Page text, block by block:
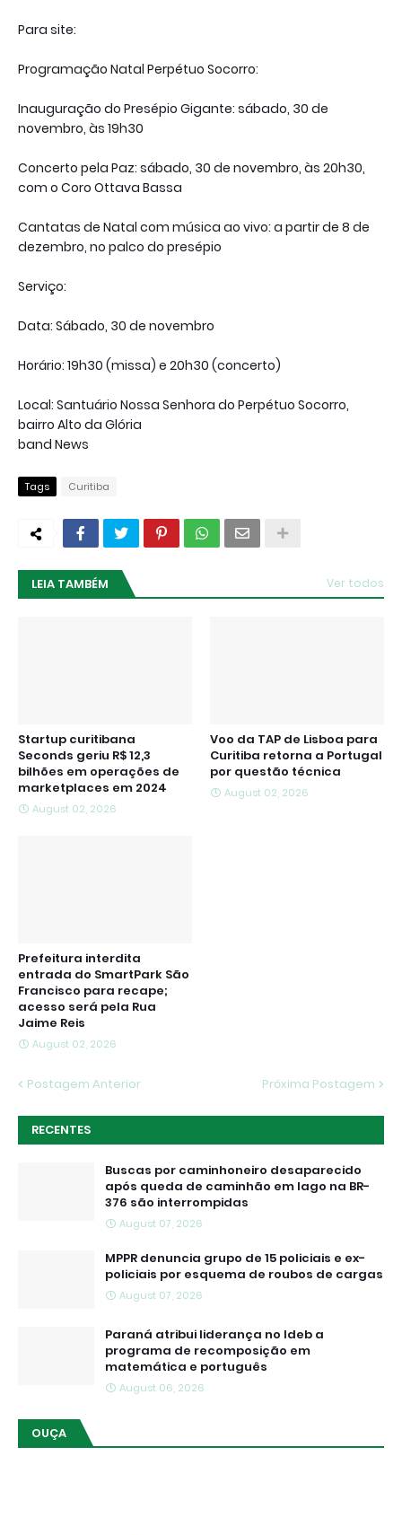
Para site:
Programação Natal Perpétuo Socorro:
Inauguração do Presépio Gigante: sábado, 30 de
novembro, às 19h30
Concerto pela Paz: sábado, 30 de novembro, às 20h30,
com o Coro Ottava Bassa
Cantatas de Natal com música ao vivo: a partir de 8 de
dezembro, no palco do presépio
Serviço:
Data: Sábado, 30 de novembro
Horário: 19h30 (missa) e 20h30 (concerto)
Local: Santuário Nossa Senhora do Perpétuo Socorro,
bairro Alto da Glória
band News
Tags Curitiba
LEIA TAMBÉM Ver todos
Startup curitibana
Seconds geriu R$ 12,3
bilhões em operações de
marketplaces em 2024
August 02, 2026
Voo da TAP de Lisboa para
Curitiba retorna a Portugal
por questão técnica
August 02, 2026
Prefeitura interdita
entrada do SmartPark São
Francisco para recape;
acesso será pela Rua
Jaime Reis
August 02, 2026
Postagem Anterior Próxima Postagem
RECENTES
Buscas por caminhoneiro desaparecido
após queda de caminhão em lago na BR-
376 são interrompidas
August 07, 2026
MPPR denuncia grupo de 15 policiais e ex-
policiais por esquema de roubos de cargas
August 07, 2026
Paraná atribui liderança no Ideb a
programa de recomposição em
matemática e português
August 06, 2026
OUÇA